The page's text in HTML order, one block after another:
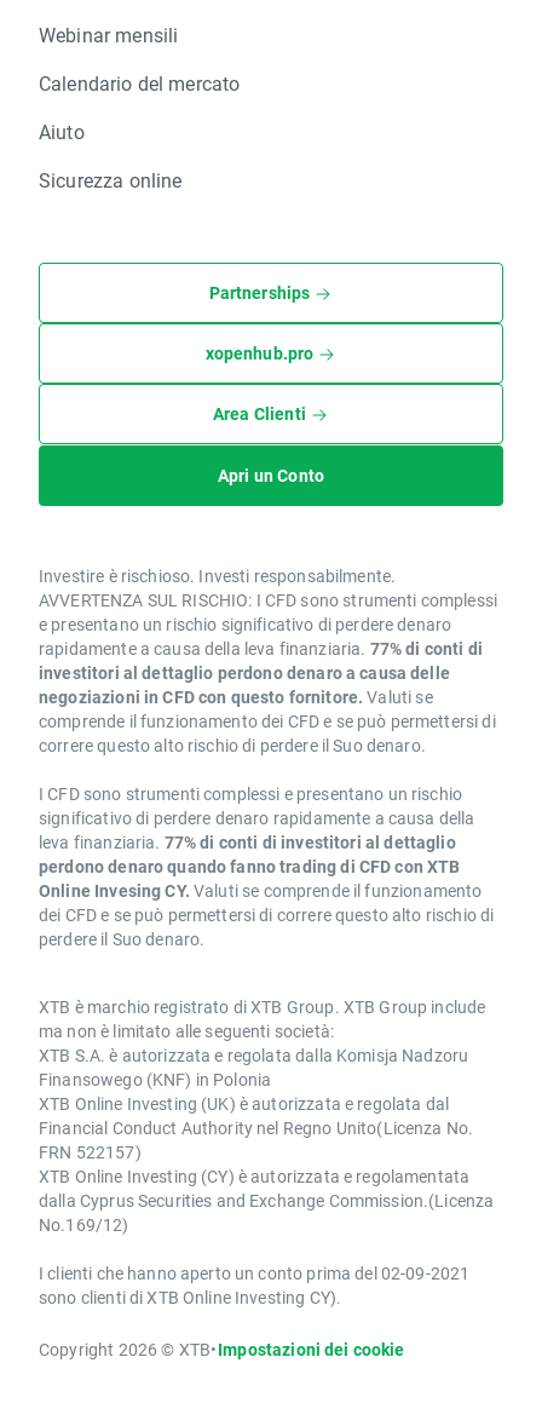
Webinar mensili
Calendario del mercato
Aiuto
Sicurezza online
Partnerships
xopenhub.pro
Area Clienti
Apri un Conto
Investire è rischioso. Investi responsabilmente.
AVVERTENZA SUL RISCHIO: I CFD sono strumenti complessi
e presentano un rischio significativo di perdere denaro
rapidamente a causa della leva finanziaria. 77% di conti di
investitori al dettaglio perdono denaro a causa delle
negoziazioni in CFD con questo fornitore. Valuti se
comprende il funzionamento dei CFD e se può permettersi di
correre questo alto rischio di perdere il Suo denaro.
I CFD sono strumenti complessi e presentano un rischio
significativo di perdere denaro rapidamente a causa della
leva finanziaria. 77% di conti di investitori al dettaglio
perdono denaro quando fanno trading di CFD con XTB
Online Invesing CY. Valuti se comprende il funzionamento
dei CFD e se può permettersi di correre questo alto rischio di
perdere il Suo denaro.
XTB è marchio registrato di XTB Group. XTB Group include
ma non è limitato alle seguenti società:
XTB S.A. è autorizzata e regolata dalla Komisja Nadzoru
Finansowego (KNF) in Polonia
XTB Online Investing (UK) è autorizzata e regolata dal
Financial Conduct Authority nel Regno Unito(Licenza No.
FRN 522157)
XTB Online Investing (CY) è autorizzata e regolamentata
dalla Cyprus Securities and Exchange Commission.(Licenza
No.169/12)
I clienti che hanno aperto un conto prima del 02-09-2021
sono clienti di XTB Online Investing CY).
Copyright 2026 © XTB•Impostazioni dei cookie